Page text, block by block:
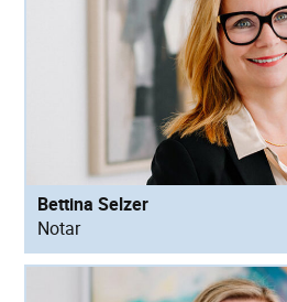
Bettina Selzer
Notar